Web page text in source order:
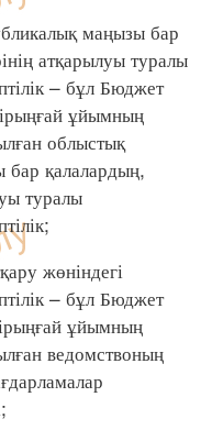
маңызы бар
атқарылуы туралы
– бұл Бюджет
ұйымның
облыстық
бар қалалардың,
туралы
жөніндегі
– бұл Бюджет
ұйымның
ведомствоның